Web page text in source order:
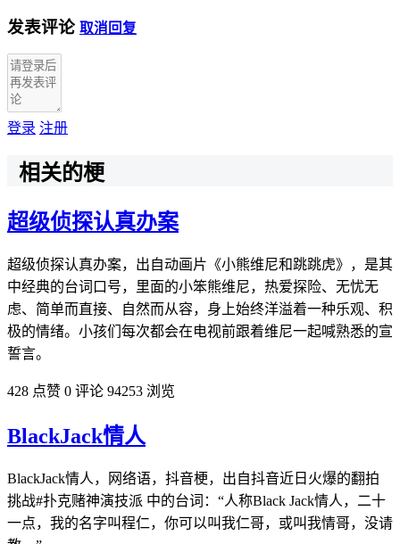
发表评论 取消回复
登录 注册
相关的梗
超级侦探认真办案
超级侦探认真办案，出自动画片《小熊维尼和跳跳虎》，是其
中经典的台词口号，里面的小笨熊维尼，热爱探险、无忧无
虑、简单而直接、自然而从容，身上始终洋溢着一种乐观、积
极的情绪。小孩们每次都会在电视前跟着维尼一起喊熟悉的宣
誓言。
428 点赞 0 评论 94253 浏览
BlackJack情人
BlackJack情人，网络语，抖音梗，出自抖音近日火爆的翻拍
挑战#扑克赌神演技派 中的台词：“人称Black Jack情人，二十
一点，我的名字叫程仁，你可以叫我仁哥，或叫我情哥，没请